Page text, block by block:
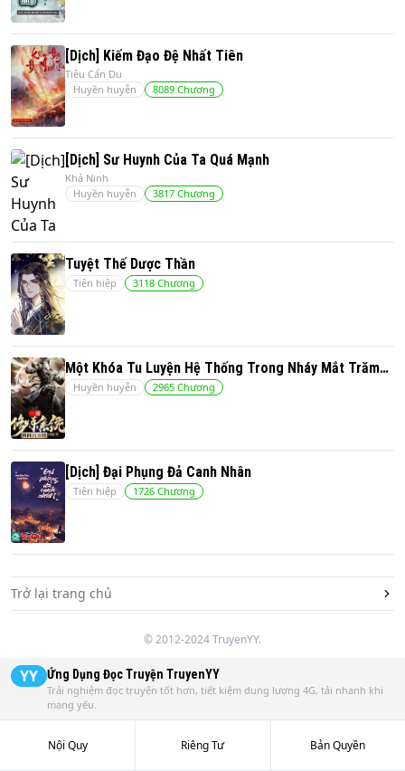
[Dịch] Kiếm Đạo Đệ Nhất Tiên
Tiêu Cẩn Du
Huyền huyễn
8089 Chương
[Dịch] Sư Huynh Của Ta Quá Mạnh
Khả Ninh
Huyền huyễn
3817 Chương
Tuyệt Thế Dược Thần
Tiên hiệp 3118 Chương
Một Khóa Tu Luyện Hệ Thống Trong Nháy Mắt Trăm
Vạn Cấp
Huyền huyễn 2965 Chương
[Dịch] Đại Phụng Đả Canh Nhân
Tiên hiệp 1726 Chương
Trở lại trang chủ
© 2012-2024 TruyenYY.
YY Ứng Dụng Đọc Truyện TruyenYY
Trải nghiệm đọc truyện tốt hơn, tiết kiệm dung lượng 4G, tải nhanh khi
mạng yếu.
Nội Quy Riêng Tư Bản Quyền